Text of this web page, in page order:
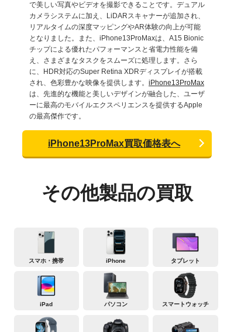
で美しい写真やビデオを撮影できることです。デュアル
カメラシステムに加え、LiDARスキャナーが追加され、
リアルタイムの深度マッピングやAR体験の向上が可能
となりました。また、iPhone13ProMaxは、A15 Bionic
チップによる優れたパフォーマンスと省電力性能を備
え、さまざまなタスクをスムーズに処理します。さら
に、HDR対応のSuper Retina XDRディスプレイが搭載
され、色彩豊かな映像を提供します。 iPhone13ProMax
は、先進的な機能と美しいデザインが融合した、ユーザ
ーに最高のモバイルエクスペリエンスを提供するApple
の最高傑作です。
iPhone13ProMax買取価格表へ
その他製品の買取
スマホ・携帯 iPhone タブレット
iPad パソコン スマートウォッチ